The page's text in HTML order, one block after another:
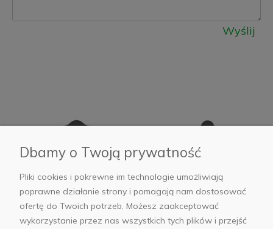
Wyślij
Od ponad 25 lat na
Renomowani producenci
Dbamy o Twoją prywatność
Pliki cookies i pokrewne im technologie umożliwiają
poprawne działanie strony i pomagają nam dostosować
ofertę do Twoich potrzeb. Możesz zaakceptować
wykorzystanie przez nas wszystkich tych plików i przejść